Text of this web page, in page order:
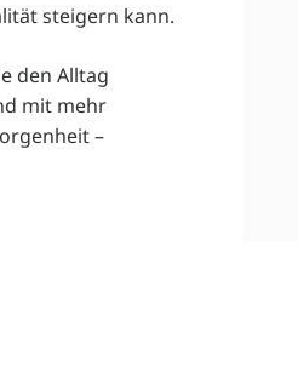
steigern kann.
den Alltag
mit mehr
–